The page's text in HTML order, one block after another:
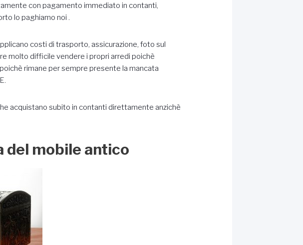
con pagamento immediato in contanti,
lo paghiamo noi .
costi di trasporto, assicurazione, foto sul
molto difficile vendere i propri arredi poichè
rimane per sempre presente la mancata
acquistano subito in contanti direttamente anzichè
del mobile antico